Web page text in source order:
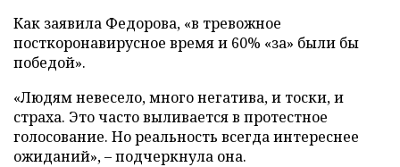
Как заявила Федорова, «в тревожное
посткоронавирусное время и 60% «за» были бы
победой».
«Людям невесело, много негатива, и тоски, и
страха. Это часто выливается в протестное
голосование. Но реальность всегда интереснее
ожиданий», – подчеркнула она.